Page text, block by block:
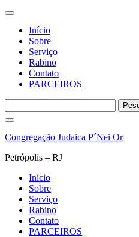
Início
Sobre
Serviço
Rabino
Contato
PARCEIROS
por:
Pular
o
Congregação Judaica P´Nei Or
Petrópolis – RJ
Início
Sobre
Serviço
Rabino
Contato
PARCEIROS